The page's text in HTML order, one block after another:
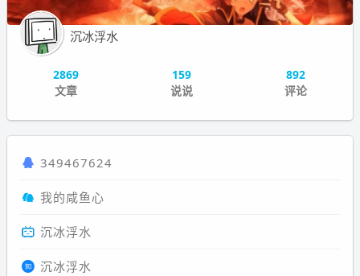
沉冰浮水
2869
文章
159
说说
892
评论
349467624
我的咸鱼心
沉冰浮水
沉冰浮水